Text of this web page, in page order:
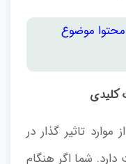
محتوا موضوع
کلیدی
تاثیر گذار در
دارد. شما اگر هنگام